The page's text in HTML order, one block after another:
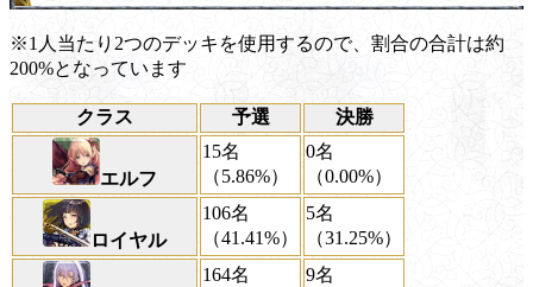
※1人当たり2つのデッキを使用するので、割合の合計は約
200%となっています
クラス 予選 決勝
エルフ
15名
（5.86%）
0名
（0.00%）
ロイヤル
106名
（41.41%）
5名
（31.25%）
164名
9名